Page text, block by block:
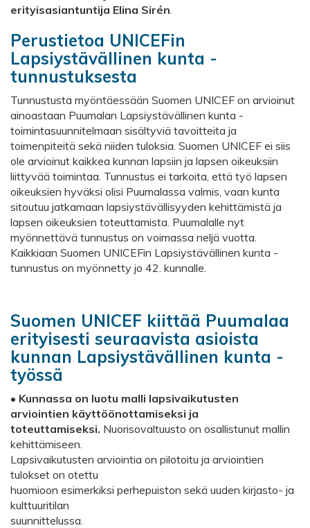
erityisasiantuntija Elina Sirén
Perustietoa UNICEFin
Lapsiystävällinen kunta -
tunnustuksesta
Tunnustusta myöntäessään Suomen UNICEF on arvioinut
ainoastaan Puumalan Lapsiystävällinen kunta -
toimintasuunnitelmaan sisältyviä tavoitteita ja
toimenpiteitä sekä niiden tuloksia. Suomen UNICEF ei siis
ole arvioinut kaikkea kunnan lapsiin ja lapsen oikeuksiin
liittyvää toimintaa. Tunnustus ei tarkoita, että työ lapsen
oikeuksien hyväksi olisi Puumalassa valmis, vaan kunta
sitoutuu jatkamaan lapsiystävällisyyden kehittämistä ja
lapsen oikeuksien toteuttamista. Puumalalle nyt
myönnettävä tunnustus on voimassa neljä vuotta.
Kaikkiaan Suomen UNICEFin Lapsiystävällinen kunta -
tunnustus on myönnetty jo 42. kunnalle.
Suomen UNICEF kiittää Puumalaa
erityisesti seuraavista asioista
kunnan Lapsiystävällinen kunta -
työssä
• Kunnassa on luotu malli lapsivaikutusten
arviointien käyttöönottamiseksi ja
toteuttamiseksi. Nuorisovaltuusto on osallistunut mallin
kehittämiseen.
Lapsivaikutusten arviointia on pilotoitu ja arviointien
tulokset on otettu
huomioon esimerkiksi perhepuiston sekä uuden kirjasto- ja
kulttuuritilan
suunnittelussa.